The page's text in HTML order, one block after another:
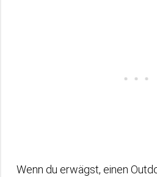
Wenn du erwägst, einen